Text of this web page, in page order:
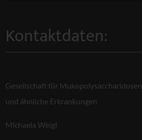
Kontaktdaten:
Gesellschaft für Mukopolysaccharidosen
und ähnliche Erkrankungen
Michaela Weigl